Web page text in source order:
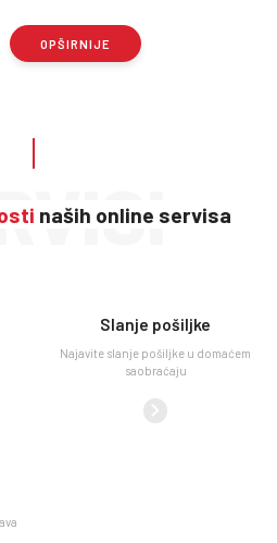
OPŠIRNIJE
naših online servisa
Slanje pošiljke
Najavite slanje pošiljke u domaćem
saobraćaju